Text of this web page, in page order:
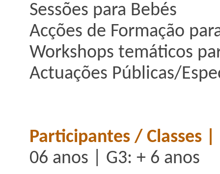
Sessões para Bebés
Acções de Formação
Workshops temáticos
Actuações Públicas/
Participantes / Classes |
06 anos | G3: + 6 anos